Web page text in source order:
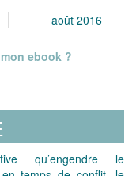
août 2016
ebook ?
qu’engendre le